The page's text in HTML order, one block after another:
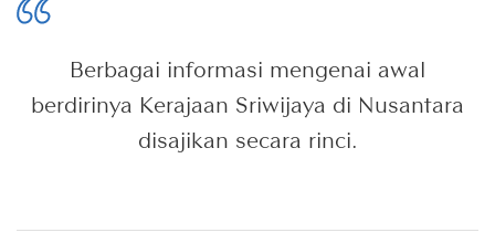
Berbagai informasi mengenai awal
berdirinya Kerajaan Sriwijaya di Nusantara
disajikan secara rinci.